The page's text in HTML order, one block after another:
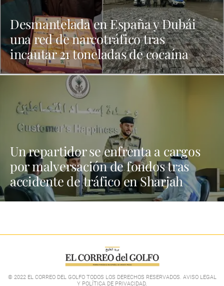
Desmantelada en España y Dubái
una red de narcotráfico tras
incautar 21 toneladas de cocaína
Un repartidor se enfrenta a cargos
por malversación de fondos tras
accidente de tráfico en Sharjah
© 2022 EL CORREO DEL GOLFO TODOS LOS DERECHOS RESERVADOS. AVISO LEGAL
Y POLÍTICA DE PRIVACIDAD.